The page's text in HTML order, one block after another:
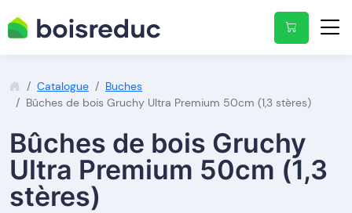
Catalogue
Buches
Bûches de bois Gruchy Ultra Premium 50cm (1,3 stères)
Bûches de bois Gruchy
Ultra Premium 50cm (1,3
stères)